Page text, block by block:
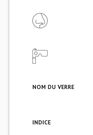
NOM DU VERRE
INDICE